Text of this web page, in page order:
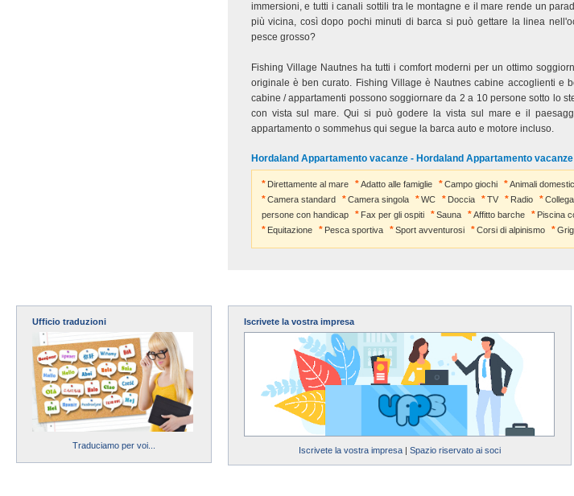
immersioni, e tutti i canali sottili tra le montagne e il mare rende un
più vicina, così dopo pochi minuti di barca si può gettare la linea
pesce grosso?
Fishing Village Nautnes ha tutti i comfort moderni per un ottimo
originale è ben curato. Fishing Village è Nautnes cabine accoglienti e
cabine / appartamenti possono soggiornare da 2 a 10 persone sotto lo
con vista sul mare. Qui si può godere la vista sul mare e il
appartamento o sommehus qui segue la barca auto e motore incluso.
Hordaland Appartamento vacanze - Hordaland Appartamento
Direttamente al mare Adatto alle famiglie Campo giochi Animali
Camera standard
Camera singola WC Doccia TV Radio
persone con handicap
Fax per gli ospiti Sauna Affitto barche Piscina
Equitazione
Pesca sportiva Sport avventurosi Corsi di alpinismo
Ufficio traduzioni
Traduciamo per voi...
Iscrivete la vostra impresa
Iscrivete la vostra impresa| Spazio riservato ai soci